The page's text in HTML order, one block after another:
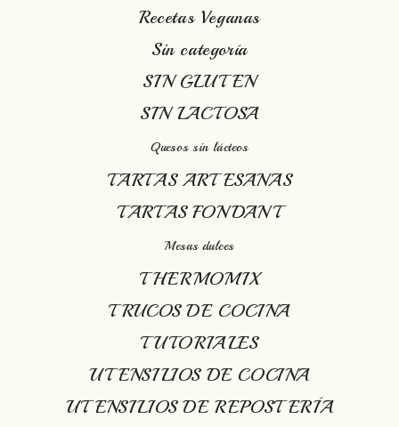
Recetas Veganas
Sin categoría
SIN GLUTEN
SIN LACTOSA
Quesos sin lácteos
TARTAS ARTESANAS
TARTAS FONDANT
Mesas dulces
THERMOMIX
TRUCOS DE COCINA
TUTORIALES
UTENSILIOS DE COCINA
UTENSILIOS DE REPOSTERÍA